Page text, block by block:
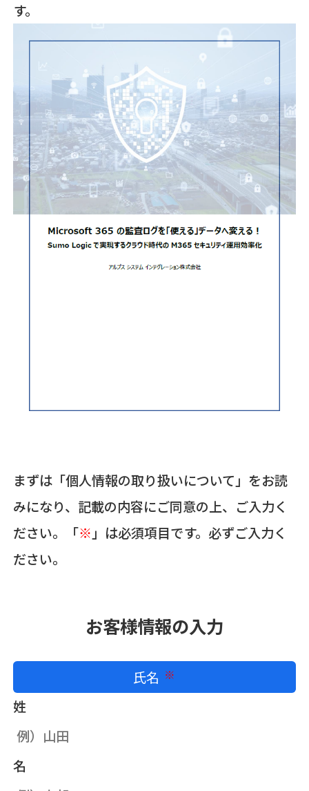
す。
まずは「個人情報の取り扱いについて」をお読
みになり、記載の内容にご同意の上、ご入力く
ださい。「※ 」は必須項目です。必ずご入力く
ださい。
お客様情報の入力
氏名
姓
名